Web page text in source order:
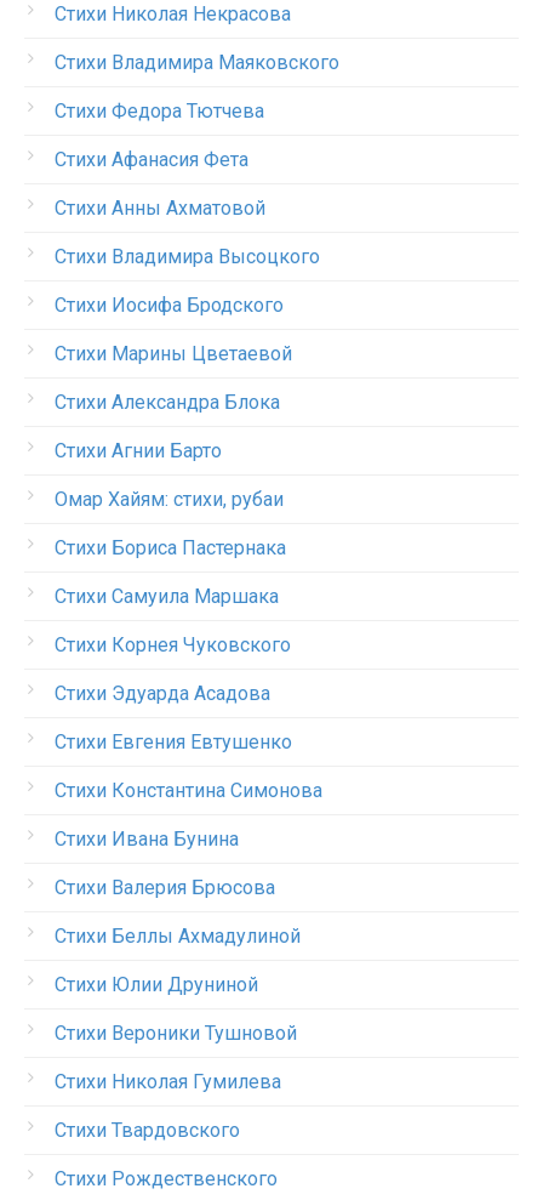
Стихи Николая Некрасова
Стихи Владимира Маяковского
Стихи Федора Тютчева
Стихи Афанасия Фета
Стихи Анны Ахматовой
Стихи Владимира Высоцкого
Стихи Иосифа Бродского
Стихи Марины Цветаевой
Стихи Александра Блока
Стихи Агнии Барто
Омар Хайям: стихи, рубаи
Стихи Бориса Пастернака
Стихи Самуила Маршака
Стихи Корнея Чуковского
Стихи Эдуарда Асадова
Стихи Евгения Евтушенко
Стихи Константина Симонова
Стихи Ивана Бунина
Стихи Валерия Брюсова
Стихи Беллы Ахмадулиной
Стихи Юлии Друниной
Стихи Вероники Тушновой
Стихи Николая Гумилева
Стихи Твардовского
Стихи Рождественского